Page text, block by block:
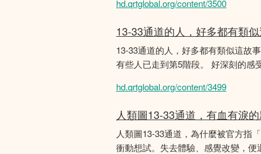
hd.qrtglobal.org/content/3500
13-33通道的人，好多都有類
13-33通道的人，好多都有類似這故
有些人已走到第5階段。 好深刻的感受
hd.qrtglobal.org/content/3499
人類圖13-33通道，有血有淚
人類圖13-33通道，為什麼被官方指
衝動想試。失去體驗、感覺改變，便